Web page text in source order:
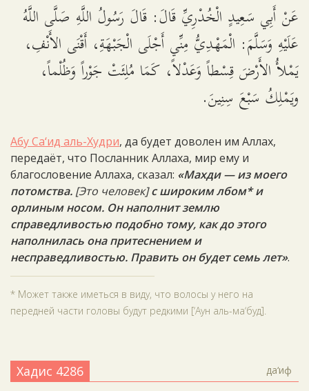
عَنْ أَبِي سَعِيدٍ الْخُدْرِيِّ قَالَ: قَالَ رَسُولُ اللَّهِ صَلَّى اللَّهُ
عَلَيْهِ وَسَلَّمَ: الْمَهْدِيُّ مِنِّي أَجْلَى الْجَبْهَةِ، أَقْنَى الأَنْفِ،
يَمْلأُ الأَرْضَ قِسْطاً وَعَدْلاً، كَمَا مُلِئَتْ جَوْراً وَظُلْماً،
ويَمْلِكُ سَبْعَ سِنِينَ.
Абу Са‘ид аль-Худри, да будет доволен им Аллах,
передаёт, что Посланник Аллаха, мир ему и
благословение Аллаха, сказал: «Махди — из моего
потомства. [Это человек]с широким лбом* и
орлиным носом. Он наполнит землю
справедливостью подобно тому, как до этого
наполнилась она притеснением и
несправедливостью. Править он будет семь лет».
* Может также иметься в виду, что волосы у него на
передней части головы будут редкими [‘Аун аль-ма‘буд].
Хадис 4286 да‘иф